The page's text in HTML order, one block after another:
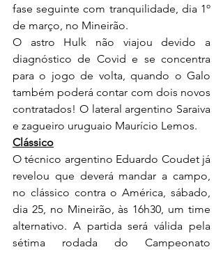
fase seguinte com tranquilidade, dia 1º
de março, no Mineirão.
O astro Hulk não viajou devido a
diagnóstico de Covid e se concentra
para o jogo de volta, quando o Galo
também poderá contar com dois novos
contratados! O lateral argentino Saraiva
e zagueiro uruguaio Maurício Lemos.
Clássico
O técnico argentino Eduardo Coudet já
revelou que deverá mandar a campo,
no clássico contra o América, sábado,
dia 25, no Mineirão, às 16h30, um time
alternativo. A partida será válida pela
sétima rodada do Campeonato